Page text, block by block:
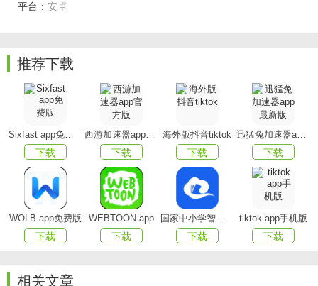
1、可以随时查看您反映的问题的进度，第一时间得到问
题的反馈。
2、群众向12345政务服务热线反映问题。点击进入后，
他们可以填写问题。
3、市民可通过手机APP随时提交申诉、查询12345知识
库、跟踪申诉进度。
让您增长见识，少跑腿。
平台： 安卓
推荐下载
Sixfast app免费版
下载
西游加速器app官方版
下载
海外版抖音tiktok
下载
迅猛兔加速器app最新版
下载
WOLB app免费版
下载
WEBTOON app
下载
国家中小学智慧教育平台app(智慧中小学)
下载
tiktok app手机版
下载
相关文章